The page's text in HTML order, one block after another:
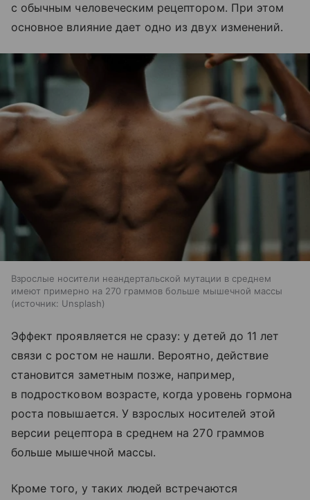
с обычным человеческим рецептором. При этом
основное влияние дает одно из двух изменений.
Взрослые носители неандертальской мутации в среднем
имеют примерно на 270 граммов больше мышечной массы
источник: Unsplash
Эффект проявляется не сразу: у детей до 11 лет
связи с ростом не нашли. Вероятно, действие
становится заметным позже, например,
в подростковом возрасте, когда уровень гормона
роста повышается. У взрослых носителей этой
версии рецептора в среднем на 270 граммов
больше мышечной массы.
Кроме того, у таких людей встречаются